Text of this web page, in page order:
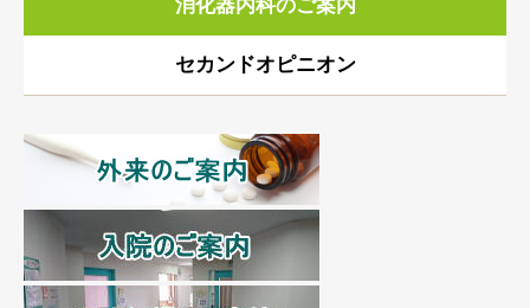
消化器内科のご案内
セカンドオピニオン